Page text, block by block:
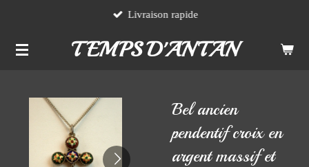
contenu
TEMPS D'ANTAN
Livraison rapide
Bel ancien
pendentif croix en
argent massif et